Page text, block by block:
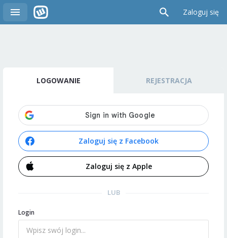
Zaloguj się
LOGOWANIE REJESTRACJA
Zaloguj się z Facebook
Zaloguj się z Apple
LUB
Login